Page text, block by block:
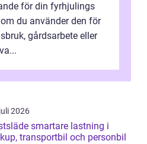
för din fyrhjulings
du använder den för
gårdsarbete eller
2026
smartare lastning i
transportbil och personbil